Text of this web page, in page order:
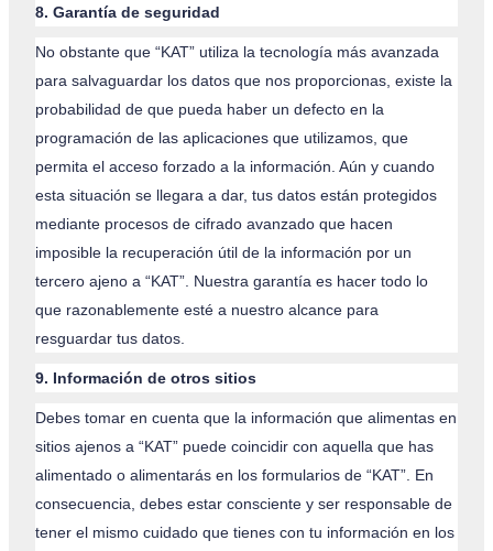
8. Garantía de seguridad
No obstante que “KAT” utiliza la tecnología más avanzada
para salvaguardar los datos que nos proporcionas, existe la
probabilidad de que pueda haber un defecto en la
programación de las aplicaciones que utilizamos, que
permita el acceso forzado a la información. Aún y cuando
esta situación se llegara a dar, tus datos están protegidos
mediante procesos de cifrado avanzado que hacen
imposible la recuperación útil de la información por un
tercero ajeno a “KAT”. Nuestra garantía es hacer todo lo
que razonablemente esté a nuestro alcance para
resguardar tus datos.
9. Información de otros sitios
Debes tomar en cuenta que la información que alimentas en
sitios ajenos a “KAT” puede coincidir con aquella que has
alimentado o alimentarás en los formularios de “KAT”. En
consecuencia, debes estar consciente y ser responsable de
tener el mismo cuidado que tienes con tu información en los